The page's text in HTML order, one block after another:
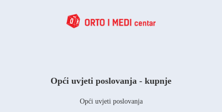
Opći uvjeti poslovanja - kupnje
Opći uvjeti poslovanja